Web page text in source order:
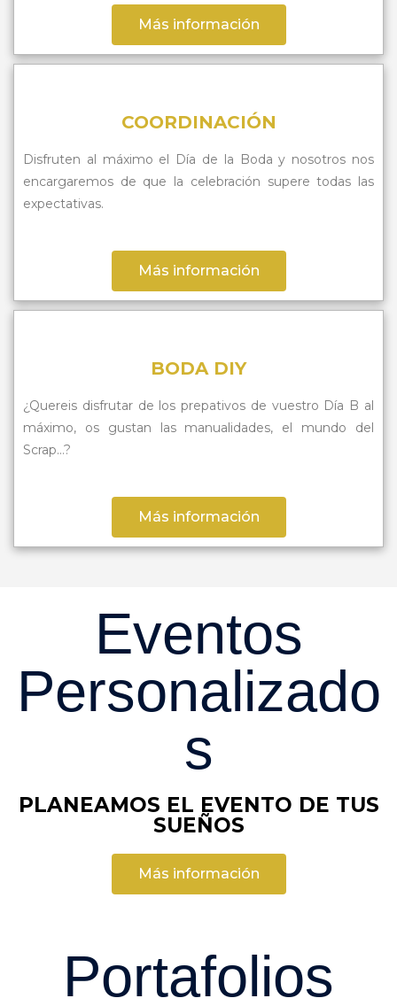
Más información
COORDINACIÓN
Disfruten al máximo el Día de la Boda y nosotros nos
encargaremos de que la celebración supere todas las
expectativas.
Más información
BODA DIY
¿Quereis disfrutar de los prepativos de vuestro Día B al
máximo, os gustan las manualidades, el mundo del
Scrap…?
Más información
Eventos
Personalizado
s
PLANEAMOS EL EVENTO DE TUS
SUEÑOS
Más información
Portafolios